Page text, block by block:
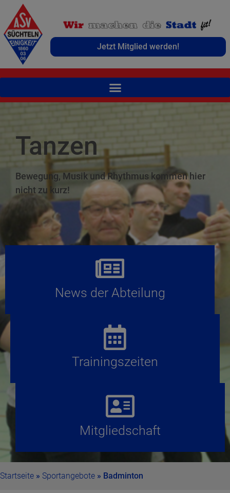
Jetzt Mitglied werden!
Tanzen
Bewegung, Musik und Rhythmus kommen hier
nicht zu kurz!
News der Abteilung
Trainingszeiten
Mitgliedschaft
Startseite » Sportangebote » Badminton